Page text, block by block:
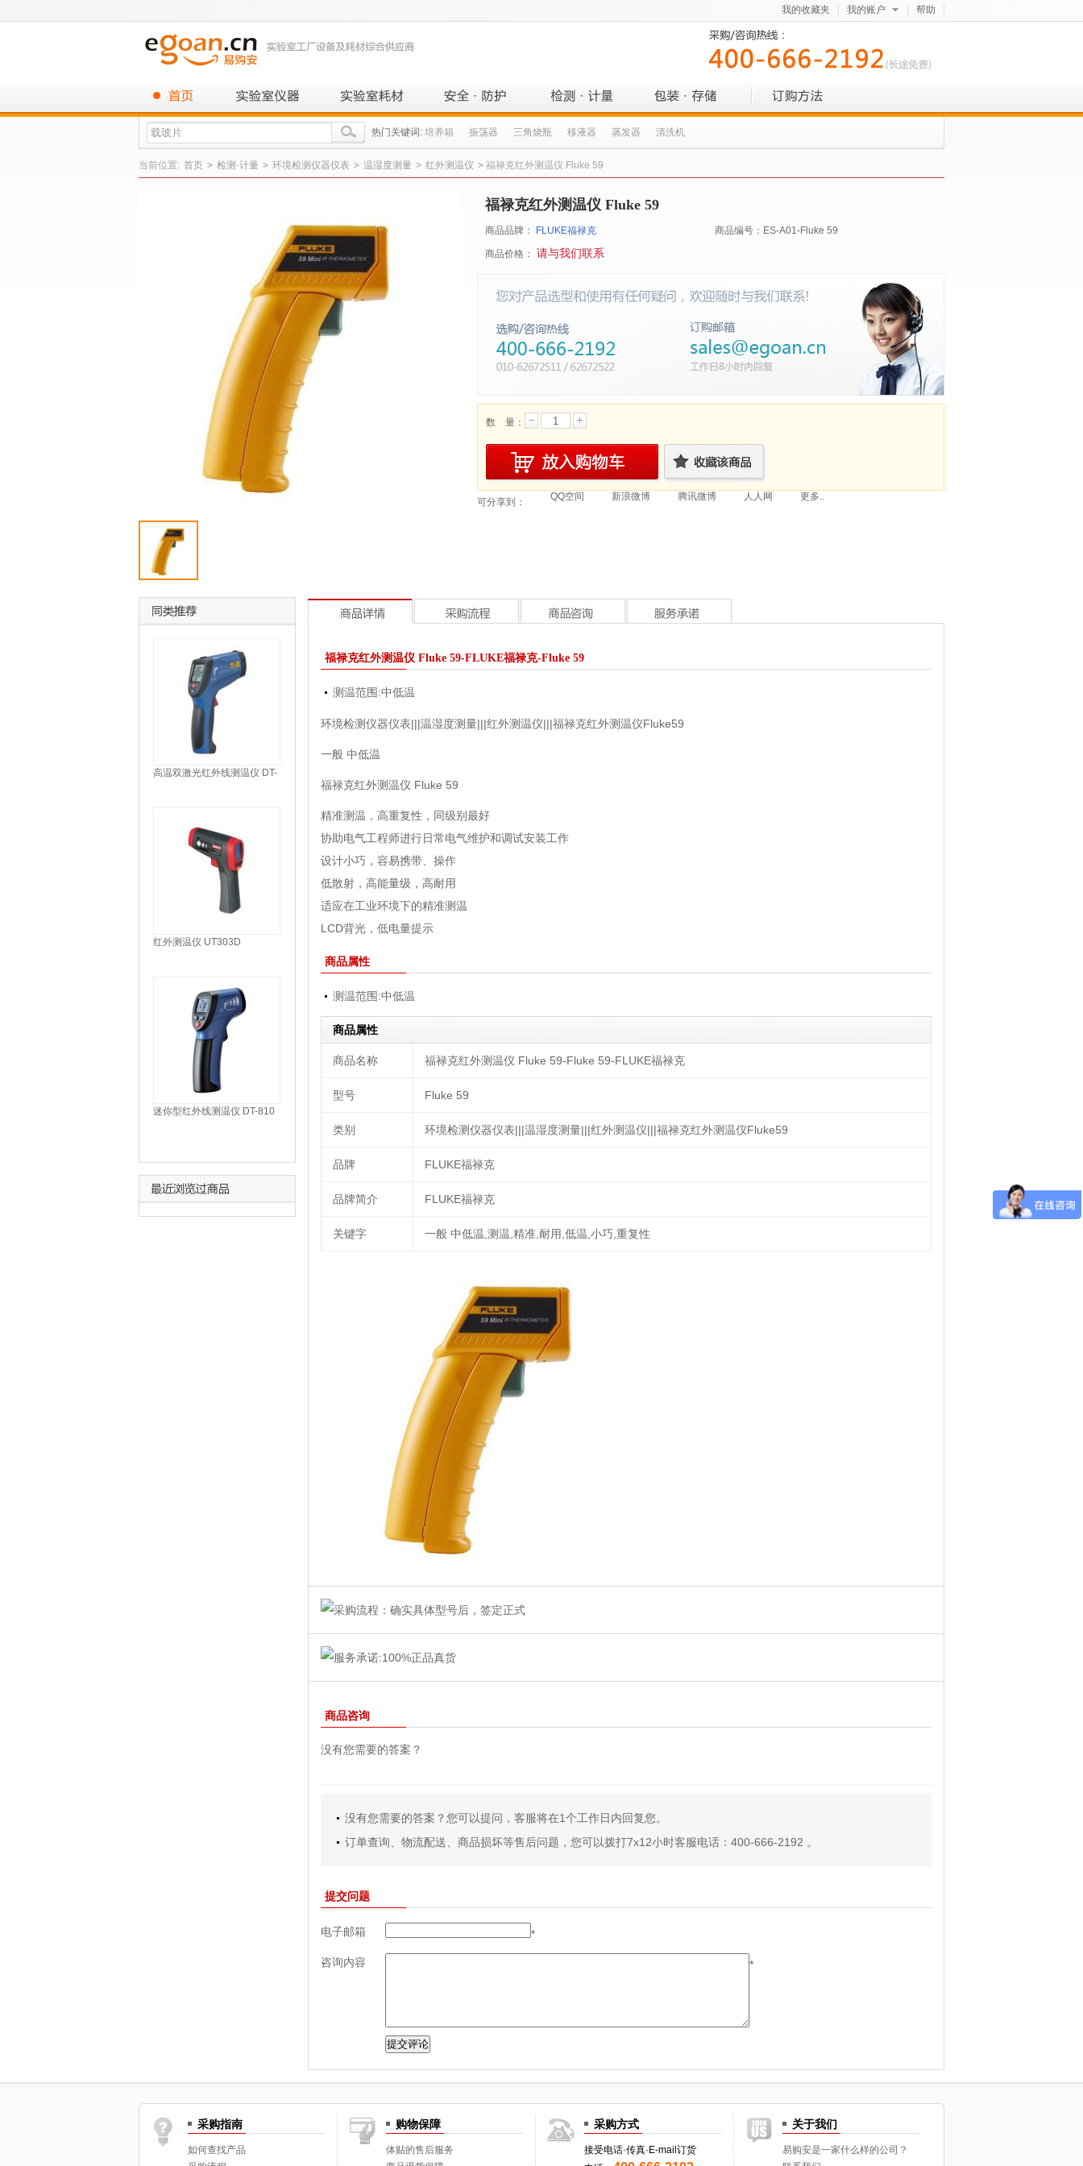
帮助
我的账户
我的收藏夹
热门关键词: 培养箱 振荡器 三角烧瓶 移液器 蒸发器 清洗机
当前位置: 首页 > 检测·计量 > 环境检测仪器仪表 > 温湿度测量 > 红外测温仪 > 福禄克红外测温仪 Fluke 59
福禄克红外测温仪 Fluke 59
商品品牌： FLUKE福禄克 商品编号： ES-A01-Fluke 59
商品价格： 请与我们联系
数 量：
可分享到： QQ空间 新浪微博 腾讯微博 人人网 更多..
福禄克红外测温仪 Fluke 59-FLUKE福禄克-Fluke 59
测温范围:中低温
环境检测仪器仪表|||温湿度测量|||红外测温仪|||福禄克红外测温仪Fluke59
一般 中低温
福禄克红外测温仪 Fluke 59
精准测温，高重复性，同级别最好
协助电气工程师进行日常电气维护和调试安装工作
设计小巧，容易携带、操作
低散射，高能量级，高耐用
适应在工业环境下的精准测温
LCD背光，低电量提示
商品属性
测温范围:中低温
商品属性
商品名称 福禄克红外测温仪 Fluke 59-Fluke 59-FLUKE福禄克
型号 Fluke 59
类别 环境检测仪器仪表|||温湿度测量|||红外测温仪|||福禄克红外测温仪Fluke59
品牌 FLUKE福禄克
品牌简介 FLUKE福禄克
关键字 一般 中低温,测温,精准,耐用,低温,小巧,重复性
商品咨询
没有您需要的答案？
没有您需要的答案？您可以提问，客服将在1个工作日内回复您。
订单查询、物流配送、商品损坏等售后问题，您可以拨打7x12小时客服电话：400-666-2192 。
提交问题
电子邮箱 *
咨询内容 *
高温双激光红外线测温仪 DT-
红外测温仪 UT303D
迷你型红外线测温仪 DT-810
采购指南
如何查找产品
购物保障
体贴的售后服务
采购方式
接受电话·传真·E-mail订货
关于我们
易购安是一家什么样的公司？